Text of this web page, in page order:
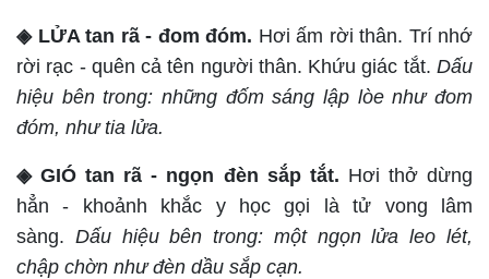
◈ LỬA tan rã - đom đóm. Hơi ấm rời thân. Trí nhớ
rời rạc - quên cả tên người thân. Khứu giác tắt. Dấu
hiệu bên trong: những đốm sáng lập lòe như đom
đóm, như tia lửa.
◈ GIÓ tan rã - ngọn đèn sắp tắt. Hơi thở dừng
hẳn - khoảnh khắc y học gọi là tử vong lâm
sàng. Dấu hiệu bên trong: một ngọn lửa leo lét,
chập chờn như đèn dầu sắp cạn.